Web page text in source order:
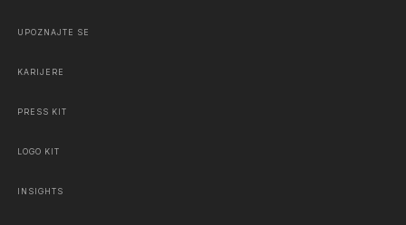
UPOZNAJTE SE
KARIJERE
PRESS KIT
LOGO KIT
INSIGHTS